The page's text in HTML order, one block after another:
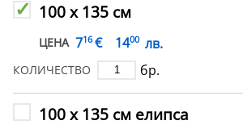
100 х 135 см
ЦЕНА 716 € 1400 лв.
КОЛИЧЕСТВО бр.
100 х 135 см елипса